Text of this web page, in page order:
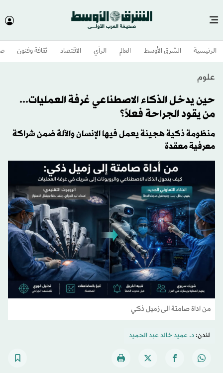
الرئيسية الشرق الأوسط​ العالم الرأي الاقتصاد ثقافة وفنون
علوم
حين يدخل الذكاء الاصطناعي غرفة العمليات...
من يقود الجراحة فعلاً؟
منظومة ذكية هجينة يعمل فيها الإنسان والآلة ضمن شراكة
معرفية معقدة
من اداة صامتة الى زميل ذكي
لندن:د. عميد خالد عبد الحميد